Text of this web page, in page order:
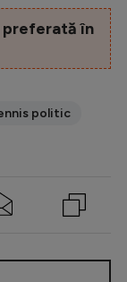
preferată în
politic